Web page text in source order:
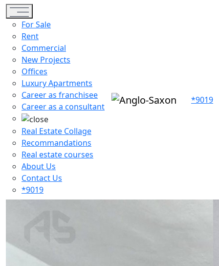
Toggle navigation
For Sale
Rent
Commercial
New Projects
Offices
Luxury Apartments
Career as franchisee
Career as a consultant
Real Estate Collage
Recommandations
Real estate courses
About Us
Contact Us
*9019
*9019